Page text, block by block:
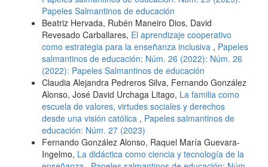
Papeles Salmantinos de educación
Beatriz Hervada, Rubén Maneiro Dios, David
Revesado Carballares, El aprendizaje cooperativo
como estrategia para la enseñanza inclusiva , Papeles
salmantinos de educación: Núm. 26 (2022): Núm. 26
(2022): Papeles Salmantinos de educación
Claudia Alejandra Pedreros Silva, Fernando González
Alonso, José David Urchaga Litago, La familia como
escuela de valores, virtudes sociales y derechos
desde una visión católica , Papeles salmantinos de
educación: Núm. 27 (2023)
Fernando González Alonso, Raquel María Guevara-
Ingelmo, La didáctica como ciencia y tecnología de la